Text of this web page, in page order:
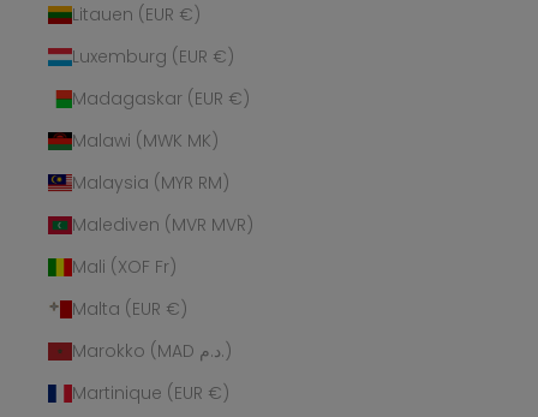
Litauen (EUR €)
Luxemburg (EUR €)
Madagaskar (EUR €)
Malawi (MWK MK)
Malaysia (MYR RM)
Malediven (MVR MVR)
Mali (XOF Fr)
Malta (EUR €)
Marokko (MAD د.م.)
Martinique (EUR €)